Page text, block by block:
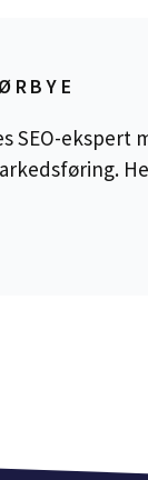
SEO-ekspert